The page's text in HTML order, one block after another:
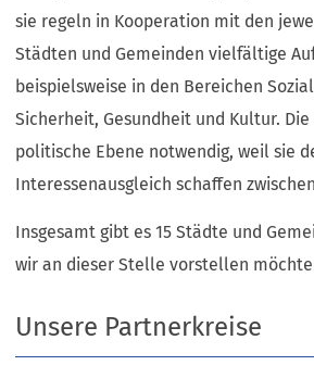
m
e
u
e
T
a
)
sie regeln in Kooperation mit den
Städten und Gemeinden vielfältige
beispielsweise in den Bereichen
Sicherheit, Gesundheit und Kultur.
politische Ebene notwendig, weil sie
Interessenausgleich schaffen
Insgesamt gibt es 15 Städte und
wir an dieser Stelle vorstellen
Unsere Partnerkreise